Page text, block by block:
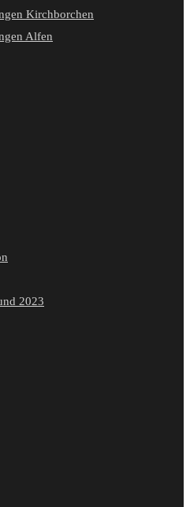
Kirchborchen
Alfen
2023